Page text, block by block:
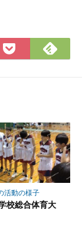
Pocket
に
で
活動の様子
校総合体育大